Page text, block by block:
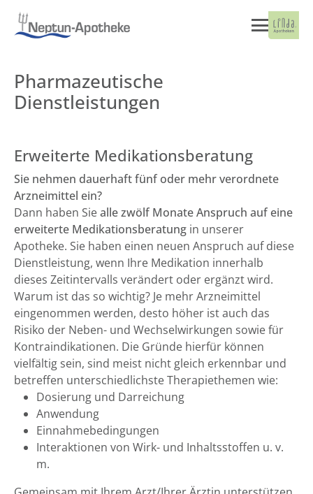
Pharmazeutische
Dienstleistungen
Erweiterte Medikationsberatung
Sie nehmen dauerhaft fünf oder mehr verordnete
Arzneimittel ein?
Dann haben Siealle zwölf Monate Anspruch auf eine
erweiterte Medikationsberatung in unserer
Apotheke. Sie haben einen neuen Anspruch auf diese
Dienstleistung, wenn Ihre Medikation innerhalb
dieses Zeitintervalls verändert oder ergänzt wird.
Warum ist das so wichtig? Je mehr Arzneimittel
eingenommen werden, desto höher ist auch das
Risiko der Neben- und Wechselwirkungen sowie für
Kontraindikationen. Die Gründe hierfür können
vielfältig sein, sind meist nicht gleich erkennbar und
betreffen unterschiedlichste Therapiethemen wie:
Dosierung und Darreichung
Anwendung
Einnahmebedingungen
Interaktionen von Wirk- und Inhaltsstoffen u. v.
m.